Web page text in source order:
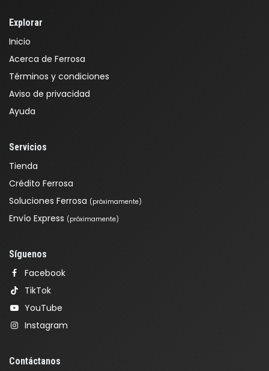
Explorar
Inicio
Acerca de Ferrosa
Términos y condiciones
Aviso de privacidad
Ayuda
Servicios
Tienda
Crédito Ferrosa
Soluciones Ferrosa (próximamente)
Envío Express (próximamente)
Síguenos
Facebook
TikTok
YouTube
Instagram
Contáctanos